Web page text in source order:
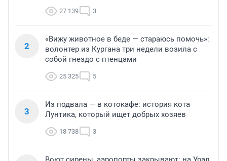
27 139 3
2
«Вижу животное в беде — стараюсь помочь»:
волонтер из Кургана три недели возила с
собой гнездо с птенцами
25 325 5
3
Из подвала — в котокафе: история кота
Лунтика, который ищет добрых хозяев
18 738 3